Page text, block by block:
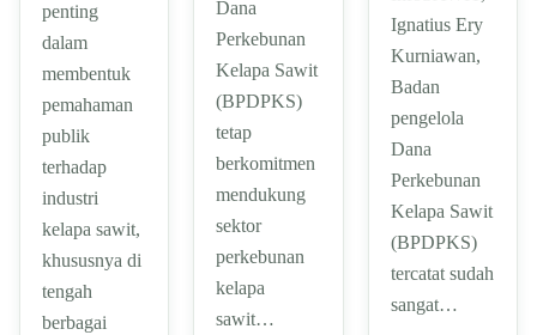
penting
dalam
membentuk
pemahaman
publik
terhadap
industri
kelapa sawit,
khususnya di
tengah
berbagai
Dana
Perkebunan
Kelapa Sawit
(BPDPKS)
tetap
berkomitmen
mendukung
sektor
perkebunan
kelapa
sawit…
Ignatius Ery
Kurniawan,
Badan
pengelola
Dana
Perkebunan
Kelapa Sawit
(BPDPKS)
tercatat sudah
sangat…